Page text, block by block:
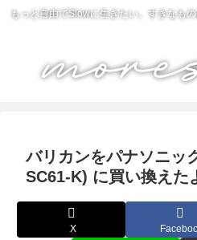
もっと自由でSlowに生きたい。すきなも
バリカンをパナソニッ
SC61-K) に買い換えた
X